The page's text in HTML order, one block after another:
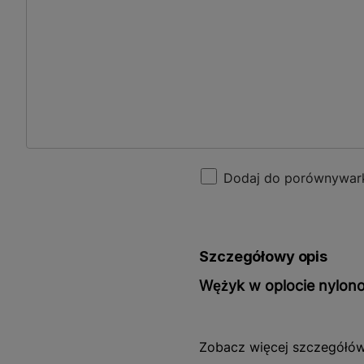
Dodaj do
Szczegółowy opis
Wężyk w oplocie
Wężyk w oplocie
Dzięki swojej konstrukcji,
Zobacz więcej